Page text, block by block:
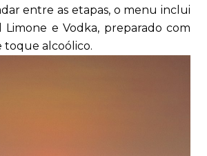
entre as etapas, o menu inclui
e Vodka, preparado com
toque alcoólico.